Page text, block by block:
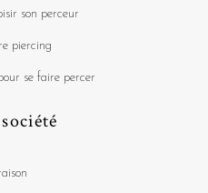
son perceur
piercing
se faire percer